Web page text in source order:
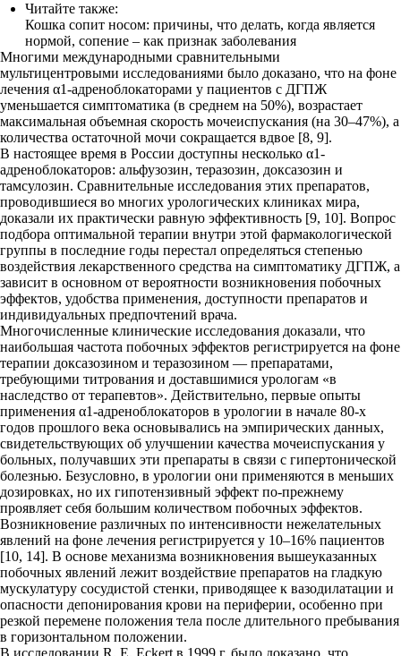
Читайте также:
Кошка сопит носом: причины, что делать, когда является
нормой, сопение – как признак заболевания
Многими международными сравнительными
мультицентровыми исследованиями было доказано, что на фоне
лечения α1-адреноблокаторами у пациентов с ДГПЖ
уменьшается симптоматика (в среднем на 50%), возрастает
максимальная объемная скорость мочеиспускания (на 30–47%), а
количества остаточной мочи сокращается вдвое [8, 9].
В настоящее время в России доступны несколько α1-
адреноблокаторов: альфузозин, теразозин, доксазозин и
тамсулозин. Сравнительные исследования этих препаратов,
проводившиеся во многих урологических клиниках мира,
доказали их практически равную эффективность [9, 10]. Вопрос
подбора оптимальной терапии внутри этой фармакологической
группы в последние годы перестал определяться степенью
воздействия лекарственного средства на симптоматику ДГПЖ, а
зависит в основном от вероятности возникновения побочных
эффектов, удобства применения, доступности препаратов и
индивидуальных предпочтений врача.
Многочисленные клинические исследования доказали, что
наибольшая частота побочных эффектов регистрируется на фоне
терапии доксазозином и теразозином — препаратами,
требующими титрования и доставшимися урологам «в
наследство от терапевтов». Действительно, первые опыты
применения α1-адреноблокаторов в урологии в начале 80-х
годов прошлого века основывались на эмпирических данных,
свидетельствующих об улучшении качества мочеиспускания у
больных, получавших эти препараты в связи с гипертонической
болезнью. Безусловно, в урологии они применяются в меньших
дозировках, но их гипотензивный эффект по-прежнему
проявляет себя большим количеством побочных эффектов.
Возникновение различных по интенсивности нежелательных
явлений на фоне лечения регистрируется у 10–16% пациентов
[10, 14]. В основе механизма возникновения вышеуказанных
побочных явлений лежит воздействие препаратов на гладкую
мускулатуру сосудистой стенки, приводящее к вазодилатации и
опасности депонирования крови на периферии, особенно при
резкой перемене положения тела после длительного пребывания
в горизонтальном положении.
В исследовании R. E. Eckert в 1999 г. было доказано, что